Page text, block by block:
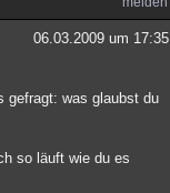
06.03.2009 um 17:35
gefragt: was glaubst du
so läuft wie du es